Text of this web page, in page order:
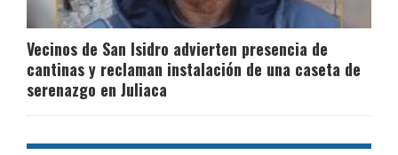
Vecinos de San Isidro advierten presencia de
cantinas y reclaman instalación de una caseta de
serenazgo en Juliaca